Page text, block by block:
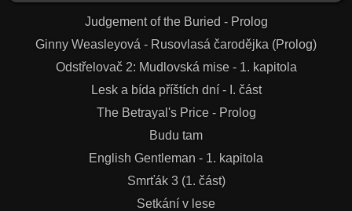
Judgement of the Buried - Prolog
Ginny Weasleyová - Rusovlasá čarodějka (Prolog)
Odstřelovač 2: Mudlovská mise - 1. kapitola
Lesk a bída příštích dní - I. část
The Betrayal's Price - Prolog
Budu tam
English Gentleman - 1. kapitola
Smrťák 3 (1. část)
Setkání v lese